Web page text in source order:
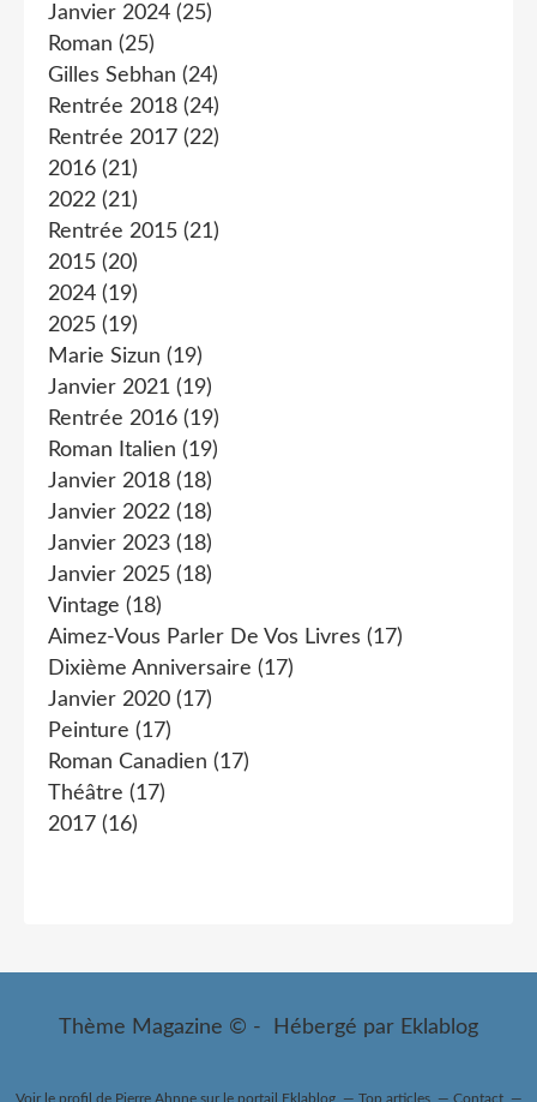
Janvier 2024 (25)
Roman (25)
Gilles Sebhan (24)
Rentrée 2018 (24)
Rentrée 2017 (22)
2016 (21)
2022 (21)
Rentrée 2015 (21)
2015 (20)
2024 (19)
2025 (19)
Marie Sizun (19)
Janvier 2021 (19)
Rentrée 2016 (19)
Roman Italien (19)
Janvier 2018 (18)
Janvier 2022 (18)
Janvier 2023 (18)
Janvier 2025 (18)
Vintage (18)
Aimez-Vous Parler De Vos Livres (17)
Dixième Anniversaire (17)
Janvier 2020 (17)
Peinture (17)
Roman Canadien (17)
Théâtre (17)
2017 (16)
Thème Magazine © - Hébergé par Eklablog
Voir le profil de Pierre Ahnnesur le portail Eklablog Top articles Contact